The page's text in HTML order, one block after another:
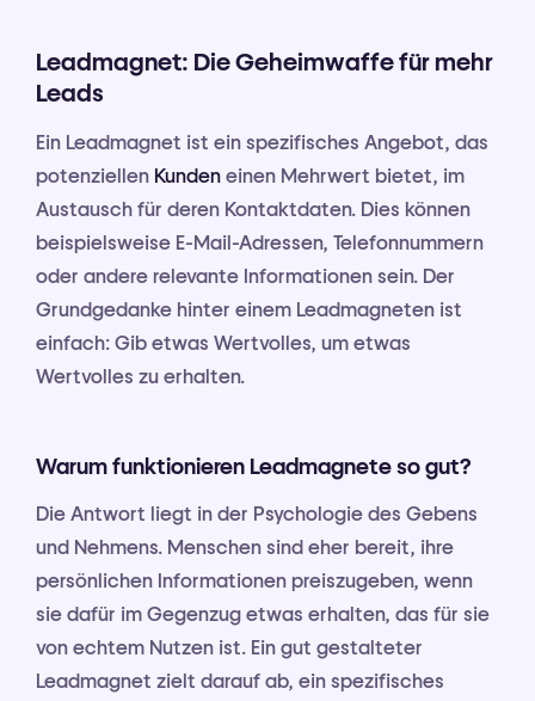
Leadmagnet: Die Geheimwaffe für mehr
Leads
Ein Leadmagnet ist ein spezifisches Angebot, das
potenziellen Kunden einen Mehrwert bietet, im
Austausch für deren Kontaktdaten. Dies können
beispielsweise E-Mail-Adressen, Telefonnummern
oder andere relevante Informationen sein. Der
Grundgedanke hinter einem Leadmagneten ist
einfach: Gib etwas Wertvolles, um etwas
Wertvolles zu erhalten.
Warum funktionieren Leadmagnete so gut?
Die Antwort liegt in der Psychologie des Gebens
und Nehmens. Menschen sind eher bereit, ihre
persönlichen Informationen preiszugeben, wenn
sie dafür im Gegenzug etwas erhalten, das für sie
von echtem Nutzen ist. Ein gut gestalteter
Leadmagnet zielt darauf ab, ein spezifisches